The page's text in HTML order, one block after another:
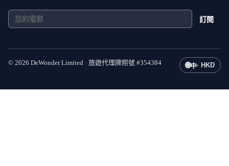
訂閱
© 2026 DeWonder Limited · 旅遊代理牌照號 #354384 🌐中· HKD